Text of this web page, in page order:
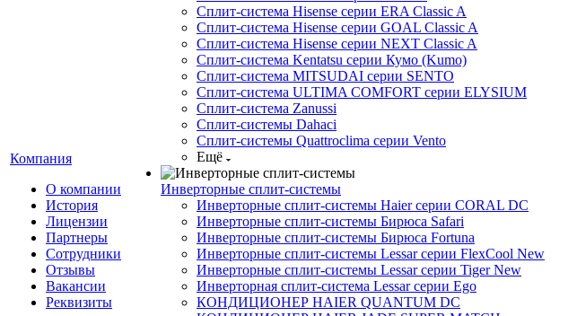
Компания
О компании
История
Лицензии
Партнеры
Сотрудники
Отзывы
Вакансии
Реквизиты
Сплит-система Hisense серии ERA Classic A
Сплит-система Hisense серии GOAL Classic A
Сплит-система Hisense серии NEXT Classic A
Сплит-система Kentatsu серии Кумо (Kumo)
Сплит-система MITSUDAI серии SENTO
Сплит-система ULTIMA COMFORT серии ELYSIUM
Сплит-система Zanussi
Сплит-системы Dahaci
Сплит-системы Quattroclima серии Vento
Ещё
Инверторные сплит-системы
Инверторные сплит-системы Haier серии CORAL DC
Инверторные сплит-системы Бирюса Safari
Инверторные сплит-системы Бирюса Fortuna
Инверторные сплит-системы Lessar серии FlexCool New
Инверторные сплит-системы Lessar серии Tiger New
Инверторная сплит-система Lessar серии Ego
КОНДИЦИОНЕР HAIER QUANTUM DC